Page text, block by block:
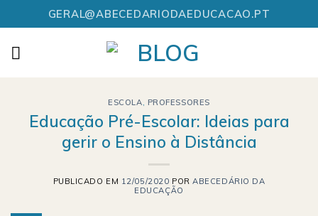
to
content
GERAL@ABECEDARIODAEDUCACAO.PT
ESCOLA, PROFESSORES
Educação Pré-Escolar: Ideias para
gerir o Ensino à Distância
PUBLICADO EM 12/05/2020 PORABECEDÁRIO DA
EDUCAÇÃO